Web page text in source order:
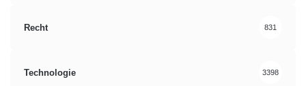
Recht 831
Technologie 3398